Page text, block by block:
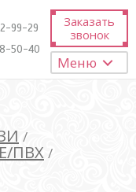
99-29
50-40
Заказать
звонок
Меню
/
ПВХ /